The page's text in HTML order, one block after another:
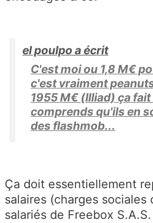
el poulpo a écrit
C'est moi ou 1,8 M€
c'est vraiment
1955 M€ (Illiad) ça fait
comprends qu'ils en
des flashmob...
Ça doit essentiellement
salaires (charges sociales
salariés de Freebox S.A.S.